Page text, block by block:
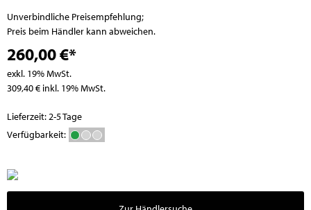
Unverbindliche Preisempfehlung;
Preis beim Händler kann abweichen.
260,00 €*
exkl. 19% MwSt.
309,40 € inkl. 19% MwSt.
Lieferzeit: 2-5 Tage
Verfügbarkeit: